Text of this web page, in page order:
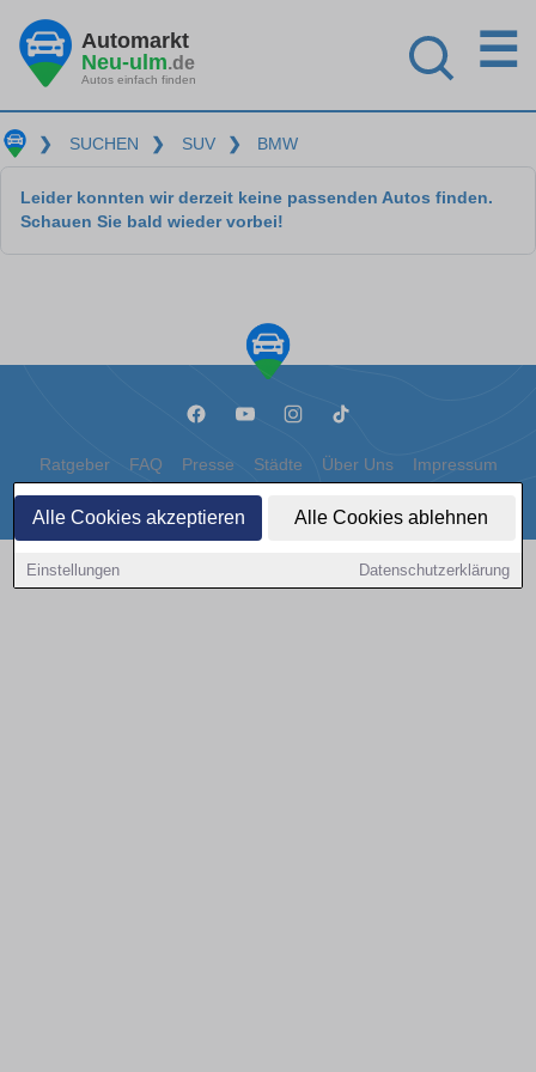
Alle Cookies akzeptieren Alle Cookies ablehnen
Einstellungen Datenschutzerklärung
Automarkt
Neu-ulm.de
Autos einfach finden
☰
❯ SUCHEN ❯ SUV ❯ BMW
Leider konnten wir derzeit keine passenden Autos finden.
Schauen Sie bald wieder vorbei!
Ratgeber FAQ Presse Städte Über Uns Impressum
Datenschutz Cookies
Copyright © 2000 - 2026 | 1A Infosysteme GmbH | Content by: 1a-sites-autos